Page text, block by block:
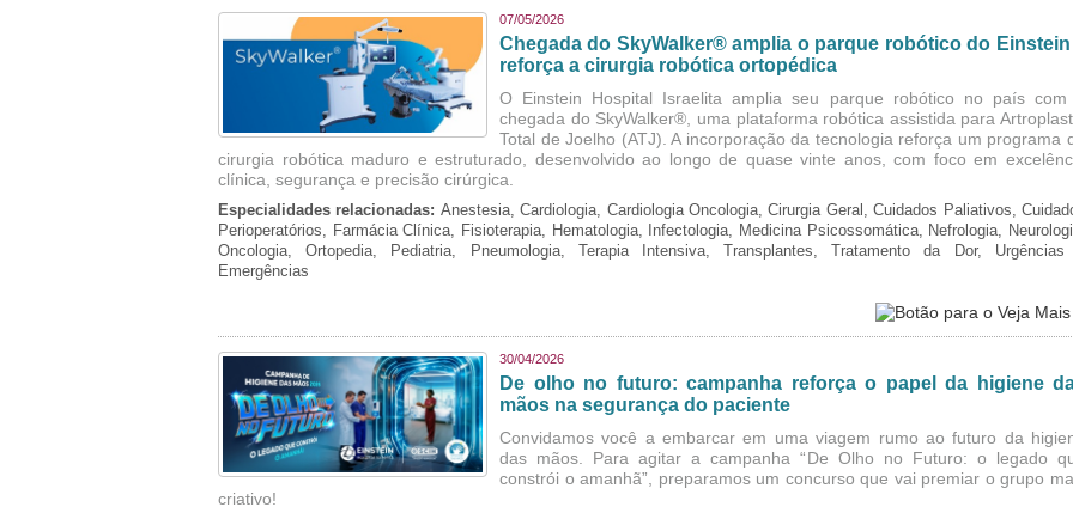
07/05/2026
Chegada do SkyWalker® amplia o parque robótico do Einstein
reforça a cirurgia robótica ortopédica
O Einstein Hospital Israelita amplia seu parque robótico no país
chegada do SkyWalker®, uma plataforma robótica assistida para
Total de Joelho (ATJ). A incorporação da tecnologia reforça um programa
cirurgia robótica maduro e estruturado, desenvolvido ao longo de quase vinte anos, com foco em
clínica, segurança e precisão cirúrgica.
Especialidades relacionadas: Anestesia, Cardiologia, Cardiologia Oncologia, Cirurgia Geral, Cuidados Paliativos,
Perioperatórios, Farmácia Clínica, Fisioterapia, Hematologia, Infectologia, Medicina Psicossomática, Nefrologia,
Oncologia, Ortopedia, Pediatria, Pneumologia, Terapia Intensiva, Transplantes, Tratamento da Dor,
Emergências
30/04/2026
De olho no futuro: campanha reforça o papel da higiene
mãos na segurança do paciente
Convidamos você a embarcar em uma viagem rumo ao futuro da
das mãos. Para agitar a campanha “De Olho no Futuro: o legado
constrói o amanhã”, preparamos um concurso que vai premiar o grupo
criativo!